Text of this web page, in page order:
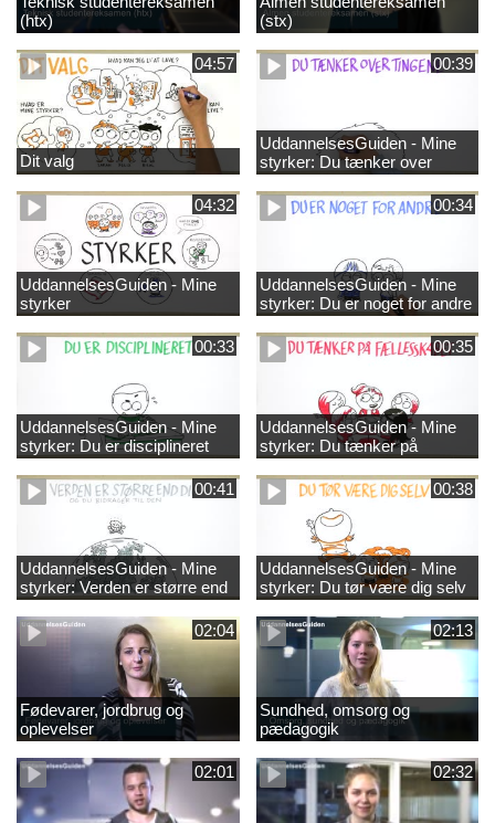
(htx)
(stx)
04:57
Dit valg
00:39
UddannelsesGuiden - Mine
styrker: Du tænker over
tingene
04:32
UddannelsesGuiden - Mine
styrker
00:34
UddannelsesGuiden - Mine
styrker: Du er noget for andre
00:33
UddannelsesGuiden - Mine
styrker: Du er disciplineret
00:35
UddannelsesGuiden - Mine
styrker: Du tænker på
fællesskabet
00:41
UddannelsesGuiden - Mine
styrker: Verden er større end
dig og du bidrager til den
00:38
UddannelsesGuiden - Mine
styrker: Du tør være dig selv
02:04
Fødevarer, jordbrug og
oplevelser
02:13
Sundhed, omsorg og
pædagogik
02:01 02:32